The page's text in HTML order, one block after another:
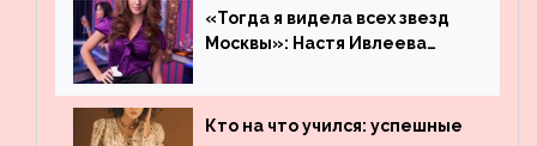
«Тогда я видела всех звезд
Москвы»: Настя Ивлеева
популярности и выложила
архивные фото
Кто на что учился: успешные